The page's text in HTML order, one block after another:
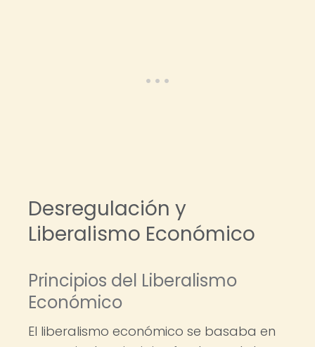
Desregulación y
Liberalismo Económico
Principios del Liberalismo
Económico
El liberalismo económico se basaba en